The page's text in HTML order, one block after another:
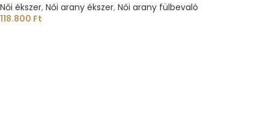
Női ékszer, Női arany ékszer, Női arany fülbevaló
118.800 Ft